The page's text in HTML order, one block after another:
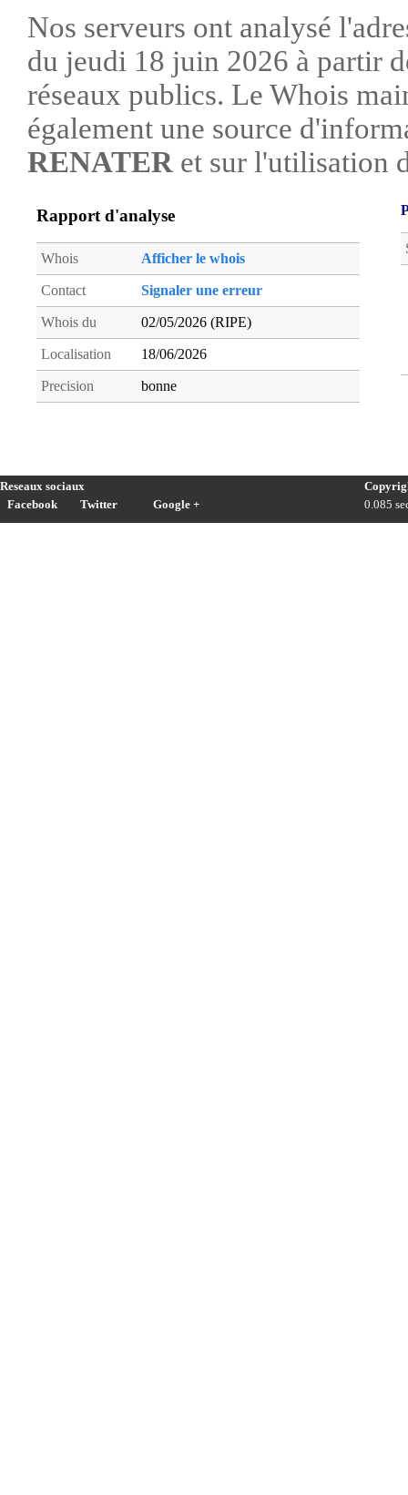
Nos serveurs ont analysé
du jeudi 18 juin 2026 à partir
réseaux publics. Le Whois
également une source
RENATER et sur l'utilisation
Rapport d'analyse
Whois Afficher le whois
Contact Signaler une erreur
Whois du 02/05/2026 (RIPE)
Localisation 18/06/2026
Precision bonne
Reseaux sociaux
Facebook
Twitter Google +
0.085